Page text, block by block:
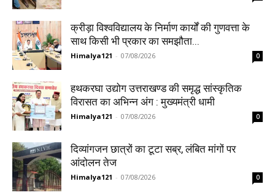
क्रीड़ा विश्वविद्यालय के निर्माण कार्यों की गुणवत्ता के
साथ किसी भी प्रकार का समझौता...
Himalya121 - 07/08/2026 0
हथकरघा उद्योग उत्तराखण्ड की समृद्ध सांस्कृतिक
विरासत का अभिन्न अंग : मुख्यमंत्री धामी
Himalya121 - 07/08/2026 0
दिव्यांगजन छात्रों का टूटा सब्र, लंबित मांगों पर
आंदोलन तेज
Himalya121 - 07/08/2026 0